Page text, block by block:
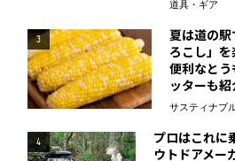
道具・ギア
3
夏は道の駅
ろこし」を
便利なとう
ッターも紹
サスティナブ
4
プロはこれに
ウトドアメー